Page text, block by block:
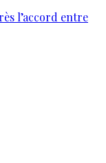
l’accord entre